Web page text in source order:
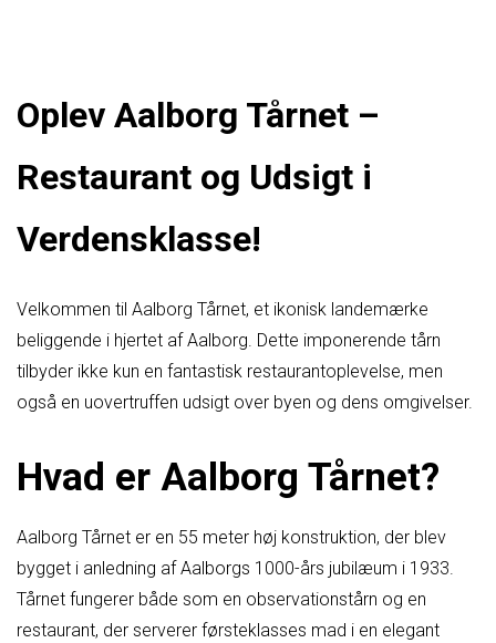
Oplev Aalborg Tårnet –
Restaurant og Udsigt i
Verdensklasse!
Velkommen til Aalborg Tårnet, et ikonisk landemærke
beliggende i hjertet af Aalborg. Dette imponerende tårn
tilbyder ikke kun en fantastisk restaurantoplevelse, men
også en uovertruffen udsigt over byen og dens omgivelser.
Hvad er Aalborg Tårnet?
Aalborg Tårnet er en 55 meter høj konstruktion, der blev
bygget i anledning af Aalborgs 1000-års jubilæum i 1933.
Tårnet fungerer både som en observationstårn og en
restaurant, der serverer førsteklasses mad i en elegant